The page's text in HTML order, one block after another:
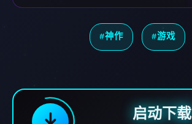
#神作 #游戏
启动下载